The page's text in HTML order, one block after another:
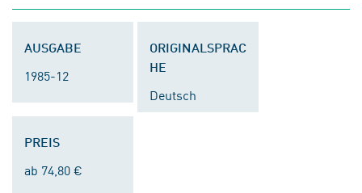
AUSGABE
1985-12
ORIGINALSPRAC
HE
Deutsch
PREIS
ab 74,80 €